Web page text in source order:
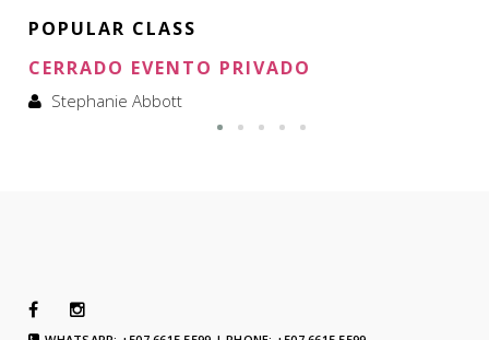
POPULAR CLASS
CERRADO EVENTO PRIVADO
Stephanie Abbott